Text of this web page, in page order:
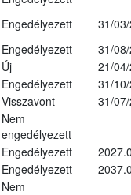
Engedélyezett
31/
Engedélyezett
31/
Új
21/
Engedélyezett
31/
Visszavont
31/
Nem
engedélyezett
Engedélyezett
Engedélyezett
Nem